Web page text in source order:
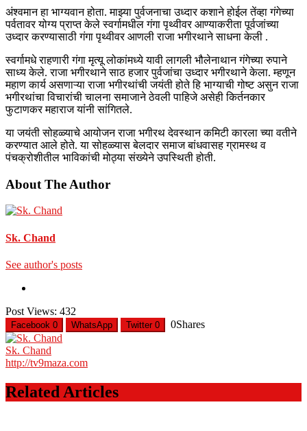
अंश्वमान हा भाग्यवान होता. माझ्या पुर्वजनाचा उध्दार कशाने होईल तेंव्हा गंगेच्या
पर्वतावर योग्य प्राप्त केले स्वर्गामधील गंगा पृथ्वीवर आण्याकरीता पूर्वजांच्या
उध्दार करण्यासाठी गंगा पृथ्वीवर आणली राजा भगीरथाने साधना केली .
स्वर्गामधे राहणारी गंगा मृत्यू लोकांमध्ये यावी लागली भौलेनाथान गंगेच्या रुपाने
साध्य केले. राजा भगीरथाने साठ हजार पुर्वजांचा उध्दार भगीरथाने केला. म्हणून
महाण कार्य असणाऱ्या राजा भगीरथांची जयंती होते हि भाग्याची गोष्ट असुन राजा
भगीरथांचा विचारांची चालना समाजाने ठेवली पाहिजे असेही किर्तनकार
फुटाणकर महाराज यांनी सांगितले.
या जयंती सोहळ्याचे आयोजन राजा भगीरथ देवस्थान कमिटी कारला च्या वतीने
करण्यात आले होते. या सोहळ्यास बेलदार समाज बांधवासह ग्रामस्थ व
पंचक्रोशीतील भाविकांची मोठ्या संख्येने उपस्थिती होती.
About The Author
Sk. Chand
See author's posts
Post Views: 432
Facebook 0 WhatsApp Twitter 0 0Shares
Sk. Chand
http://tv9maza.com
Related Articles